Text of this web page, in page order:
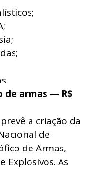
de armas — R$
a criação da
de
de Armas,
Explosivos. As